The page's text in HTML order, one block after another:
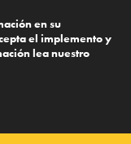
en su
el implemento y
lea nuestro